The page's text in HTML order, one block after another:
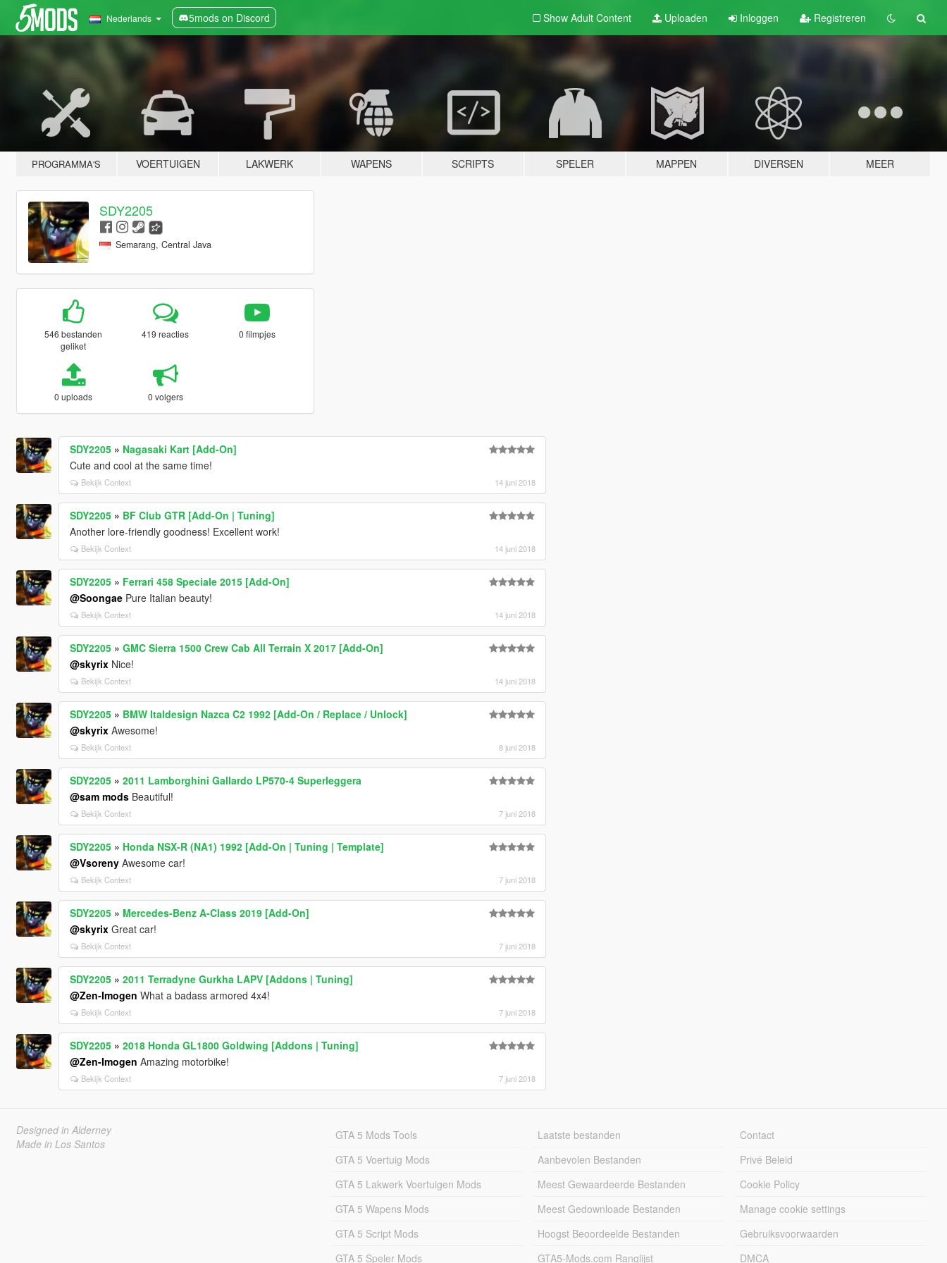
Nederlands 5mods on Discord Show Adult Content Uploaden Inloggen Registreren
PROGRAMMA'S VOERTUIGEN LAKWERK WAPENS SCRIPTS SPELER MAPPEN DIVERSEN MEER
SDY2205
Semarang, Central Java
546 bestanden
geliket
419 reacties 0 filmpjes
0 uploads 0 volgers
SDY2205» Nagasaki Kart [Add-On]
Cute and cool at the same time!
Bekijk Context 14 juni 2018
SDY2205» BF Club GTR [Add-On | Tuning]
Another lore-friendly goodness! Excellent work!
Bekijk Context 14 juni 2018
SDY2205» Ferrari 458 Speciale 2015 [Add-On]
@SoongaePure Italian beauty!
Bekijk Context 14 juni 2018
SDY2205» GMC Sierra 1500 Crew Cab All Terrain X 2017 [Add-On]
@skyrixNice!
Bekijk Context 14 juni 2018
SDY2205» BMW Italdesign Nazca C2 1992 [Add-On / Replace / Unlock]
@skyrixAwesome!
Bekijk Context 8 juni 2018
SDY2205» 2011 Lamborghini Gallardo LP570-4 Superleggera
@sam modsBeautiful!
Bekijk Context 7 juni 2018
SDY2205» Honda NSX-R (NA1) 1992 [Add-On | Tuning | Template]
@VsorenyAwesome car!
Bekijk Context 7 juni 2018
SDY2205» Mercedes-Benz A-Class 2019 [Add-On]
@skyrixGreat car!
Bekijk Context 7 juni 2018
SDY2205» 2011 Terradyne Gurkha LAPV [Addons | Tuning]
@Zen-Imogen What a badass armored 4x4!
Bekijk Context 7 juni 2018
SDY2205» 2018 Honda GL1800 Goldwing [Addons | Tuning]
@Zen-Imogen Amazing motorbike!
Bekijk Context 7 juni 2018
Designed in Alderney
Made in Los Santos
GTA 5 Mods Tools
GTA 5 Voertuig Mods
GTA 5 Lakwerk Voertuigen Mods
GTA 5 Wapens Mods
GTA 5 Script Mods
GTA 5 Speler Mods
Laatste bestanden
Aanbevolen Bestanden
Meest Gewaardeerde Bestanden
Meest Gedownloade Bestanden
Hoogst Beoordeelde Bestanden
GTA5-Mods.com Ranglijst
Contact
Privé Beleid
Cookie Policy
Manage cookie settings
Gebruiksvoorwaarden
DMCA